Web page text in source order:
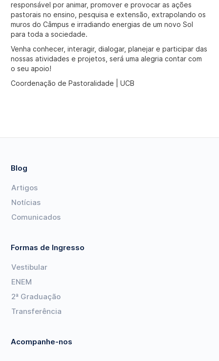
responsável por animar, promover e provocar as ações
pastorais no ensino, pesquisa e extensão, extrapolando os
muros do Câmpus e irradiando energias de um novo Sol
para toda a sociedade.
Venha conhecer, interagir, dialogar, planejar e participar das
nossas atividades e projetos, será uma alegria contar com
o seu apoio!
Coordenação de Pastoralidade | UCB
Blog
Artigos
Notícias
Comunicados
Formas de Ingresso
Vestibular
ENEM
2ª Graduação
Transferência
Acompanhe-nos